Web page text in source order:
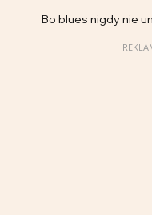
Bo blues nigdy nie